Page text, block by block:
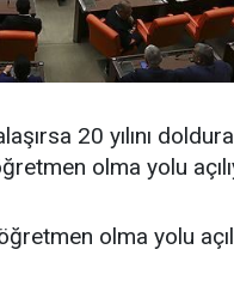
20 yılını
olma yolu
olma yolu